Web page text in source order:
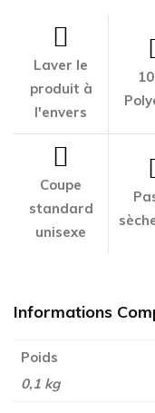
Laver le
produit à
l'envers
Coupe
standard
unisexe
Informations
Poids
0,1 kg